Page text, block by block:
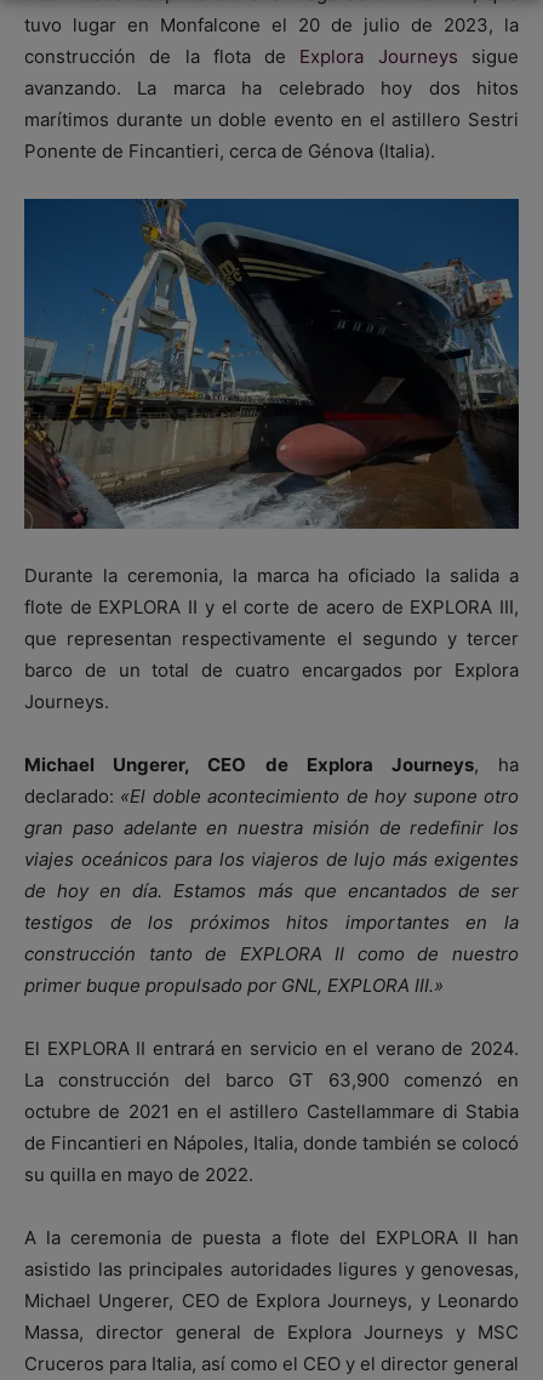
tuvo lugar en Monfalcone el 20 de julio de 2023, la
construcción de la flota de Explora Journeys sigue
avanzando. La marca ha celebrado hoy dos hitos
marítimos durante un doble evento en el astillero Sestri
Ponente de Fincantieri, cerca de Génova (Italia).
Durante la ceremonia, la marca ha oficiado la salida a
flote de EXPLORA II y el corte de acero de EXPLORA III,
que representan respectivamente el segundo y tercer
barco de un total de cuatro encargados por Explora
Journeys.
Michael Ungerer, CEO de Explora Journeys, ha
declarado: «El doble acontecimiento de hoy supone otro
gran paso adelante en nuestra misión de redefinir los
viajes oceánicos para los viajeros de lujo más exigentes
de hoy en día. Estamos más que encantados de ser
testigos de los próximos hitos importantes en la
construcción tanto de EXPLORA II como de nuestro
primer buque propulsado por GNL, EXPLORA III.»
El EXPLORA II entrará en servicio en el verano de 2024.
La construcción del barco GT 63,900 comenzó en
octubre de 2021 en el astillero Castellammare di Stabia
de Fincantieri en Nápoles, Italia, donde también se colocó
su quilla en mayo de 2022.
A la ceremonia de puesta a flote del EXPLORA II han
asistido las principales autoridades ligures y genovesas,
Michael Ungerer, CEO de Explora Journeys, y Leonardo
Massa, director general de Explora Journeys y MSC
Cruceros para Italia, así como el CEO y el director general